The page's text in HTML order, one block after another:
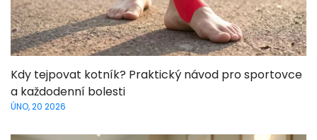
Kdy tejpovat kotník? Praktický návod pro sportovce
a každodenní bolesti
ÚNO, 20 2026